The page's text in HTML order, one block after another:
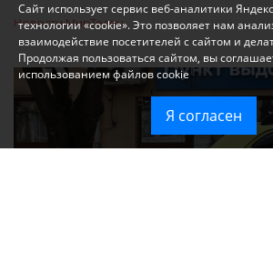
Новости МирТесен
Сайт использует сервис веб-аналитики
технологии «cookie». Это позволяет нам
взаимодействие посетителей с сайтом и
Продолжая пользоваться сайтом, вы
использованием файлов cookie
Я согласен